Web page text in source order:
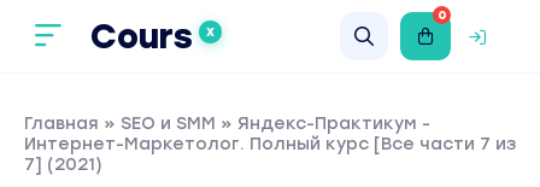
Cours X
0
Главная » SEO и SMM » Яндекс-Практикум -
Интернет-Маркетолог. Полный курс [Все части 7 из
7] (2021)